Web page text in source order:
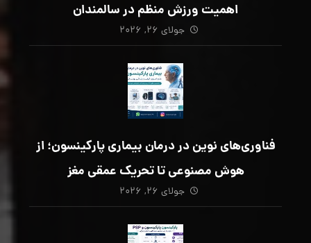
اهمیت ورزش منظم در سالمندان
جولای ۲۶, ۲۰۲۶
فناوری‌های نوین در درمان بیماری پارکینسون؛ از
هوش مصنوعی تا تحریک عمقی مغز
جولای ۲۶, ۲۰۲۶